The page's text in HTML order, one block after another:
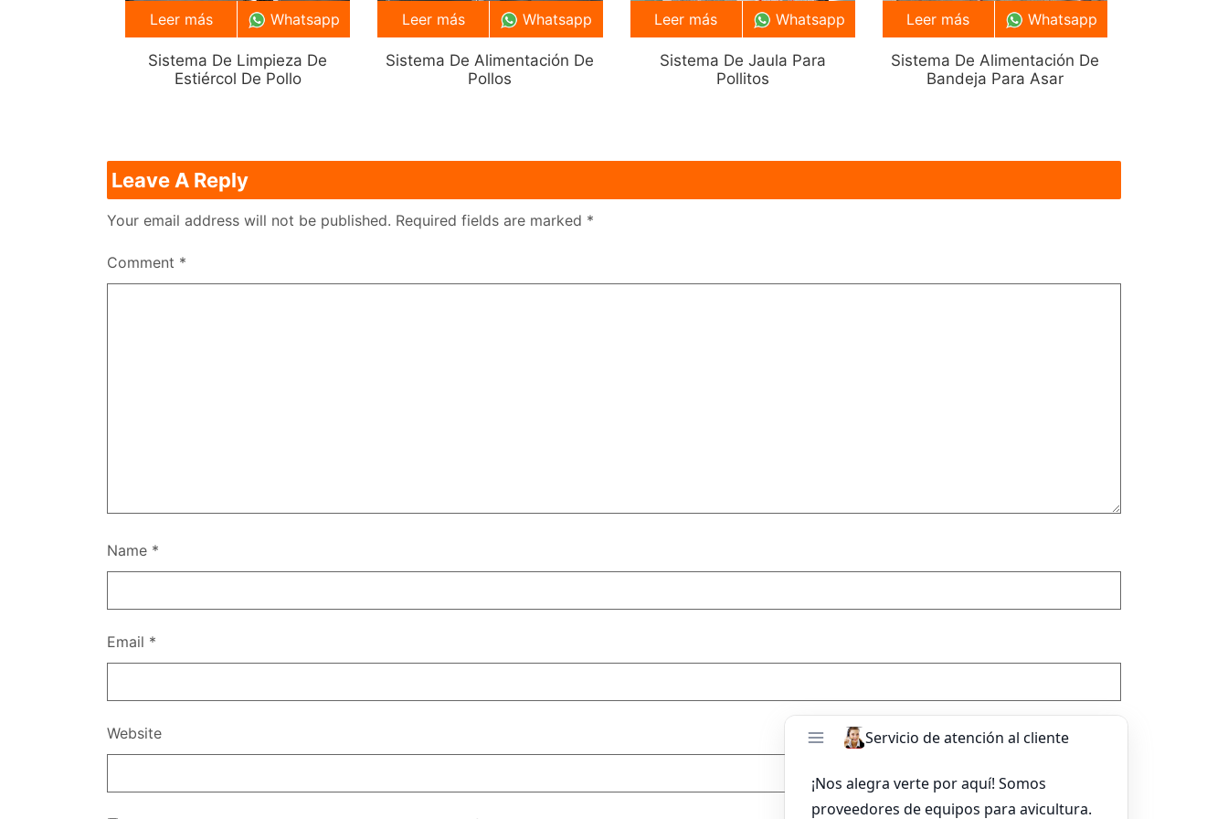
Sistema De Limpieza De
Estiércol De Pollo
Leer más Whatsapp
Sistema De Alimentación De
Pollos
Leer más Whatsapp
Sistema De Jaula Para
Pollitos
Leer más Whatsapp
Sistema De Alimentación De
Bandeja Para Asar
Leer más Whatsapp
Leave A Reply
Your email address will not be published. Required fields are marked *
Comment *
Name *
Email *
Website